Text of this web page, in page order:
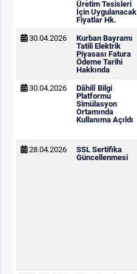
Üretim Tesisleri
İçin Uygulanacak
Fiyatlar Hk.
30.04.2026
Kurban Bayramı
Tatili Elektrik
Piyasası Fatura
Ödeme Tarihi
Hakkında
30.04.2026
Dâhilî Bilgi
Platformu
Simülasyon
Ortamında
Kullanıma Açıldı
28.04.2026
SSL Sertifika
Güncellenmesi